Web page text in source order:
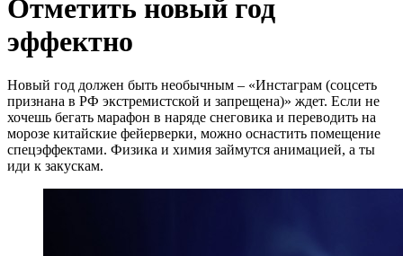
Отметить новый год
эффектно
Новый год должен быть необычным – «Инстаграм (соцсеть
признана в РФ экстремистской и запрещена)» ждет. Если не
хочешь бегать марафон в наряде снеговика и переводить на
морозе китайские фейерверки, можно оснастить помещение
спецэффектами. Физика и химия займутся анимацией, а ты
иди к закускам.